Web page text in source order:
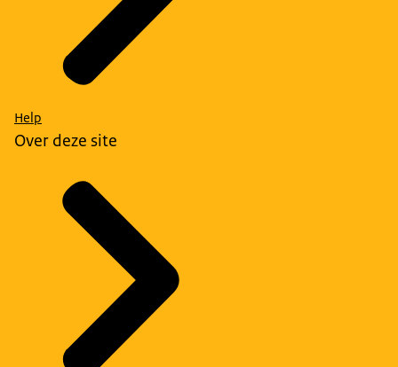
Help
Over deze site